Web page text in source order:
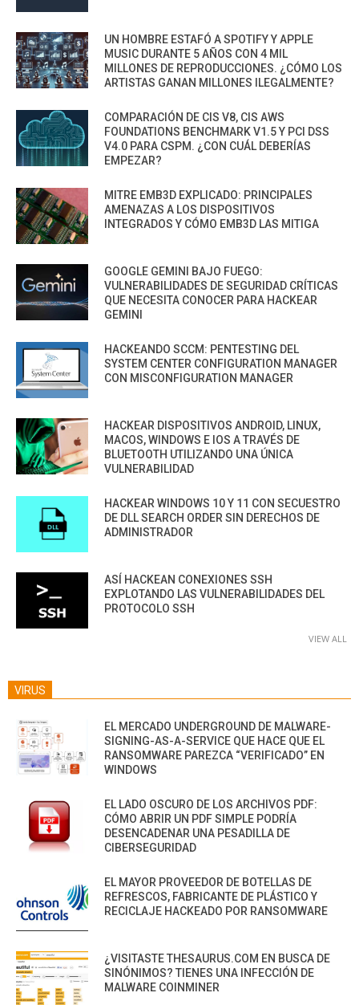
UN HOMBRE ESTAFÓ A SPOTIFY Y APPLE
MUSIC DURANTE 5 AÑOS CON 4 MIL
MILLONES DE REPRODUCCIONES. ¿CÓMO LOS
ARTISTAS GANAN MILLONES ILEGALMENTE?
COMPARACIÓN DE CIS V8, CIS AWS
FOUNDATIONS BENCHMARK V1.5 Y PCI DSS
V4.0 PARA CSPM. ¿CON CUÁL DEBERÍAS
EMPEZAR?
MITRE EMB3D EXPLICADO: PRINCIPALES
AMENAZAS A LOS DISPOSITIVOS
INTEGRADOS Y CÓMO EMB3D LAS MITIGA
GOOGLE GEMINI BAJO FUEGO:
VULNERABILIDADES DE SEGURIDAD CRÍTICAS
QUE NECESITA CONOCER PARA HACKEAR
GEMINI
HACKEANDO SCCM: PENTESTING DEL
SYSTEM CENTER CONFIGURATION MANAGER
CON MISCONFIGURATION MANAGER
HACKEAR DISPOSITIVOS ANDROID, LINUX,
MACOS, WINDOWS E IOS A TRAVÉS DE
BLUETOOTH UTILIZANDO UNA ÚNICA
VULNERABILIDAD
HACKEAR WINDOWS 10 Y 11 CON SECUESTRO
DE DLL SEARCH ORDER SIN DERECHOS DE
ADMINISTRADOR
ASÍ HACKEAN CONEXIONES SSH
EXPLOTANDO LAS VULNERABILIDADES DEL
PROTOCOLO SSH
VIEW ALL
VIRUS
EL MERCADO UNDERGROUND DE MALWARE-
SIGNING-AS-A-SERVICE QUE HACE QUE EL
RANSOMWARE PAREZCA “VERIFICADO” EN
WINDOWS
EL LADO OSCURO DE LOS ARCHIVOS PDF:
CÓMO ABRIR UN PDF SIMPLE PODRÍA
DESENCADENAR UNA PESADILLA DE
CIBERSEGURIDAD
EL MAYOR PROVEEDOR DE BOTELLAS DE
REFRESCOS, FABRICANTE DE PLÁSTICO Y
RECICLAJE HACKEADO POR RANSOMWARE
¿VISITASTE THESAURUS.COM EN BUSCA DE
SINÓNIMOS? TIENES UNA INFECCIÓN DE
MALWARE COINMINER